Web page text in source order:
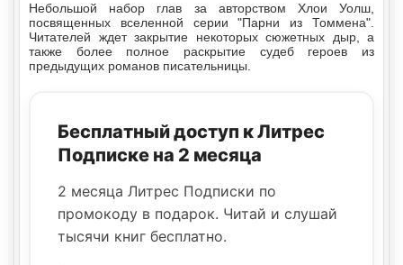
Небольшой набор глав за авторством Хлои Уолш,
посвященных вселенной серии "Парни из Томмена".
Читателей ждет закрытие некоторых сюжетных дыр, а
также более полное раскрытие судеб героев из
предыдущих романов писательницы.
Бесплатный доступ к Литрес
Подписке на 2 месяца
2 месяца Литрес Подписки по
промокоду в подарок. Читай и слушай
тысячи книг бесплатно.